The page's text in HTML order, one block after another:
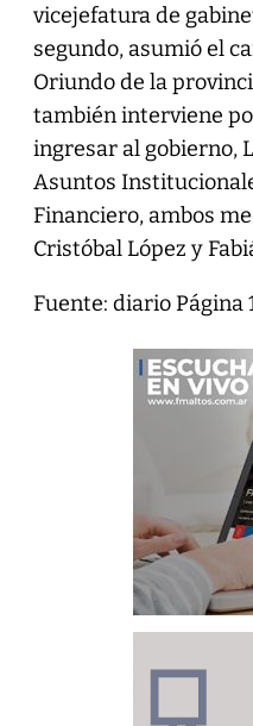
vicejefatura de
segundo, asumió el
Oriundo de la
también interviene
ingresar al gobierno,
Asuntos
Financiero, ambos
Cristóbal López y
Fuente: diario Página